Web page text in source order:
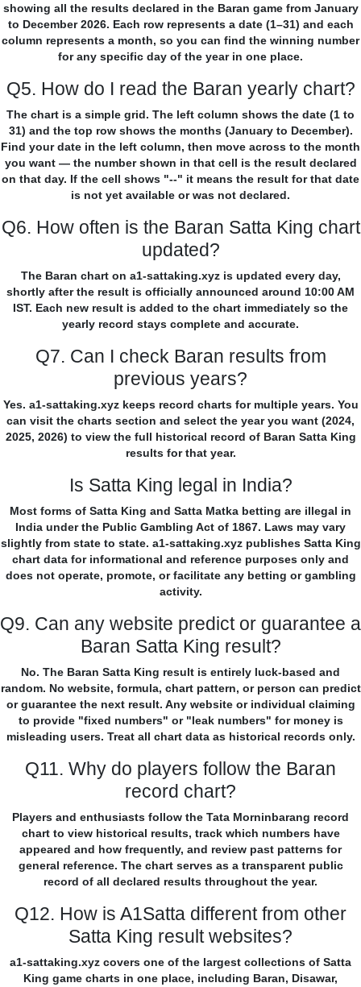
showing all the results declared in the Baran game from January
to December 2026. Each row represents a date (1–31) and each
column represents a month, so you can find the winning number
for any specific day of the year in one place.
Q5. How do I read the Baran yearly chart?
The chart is a simple grid. The left column shows the date (1 to
31) and the top row shows the months (January to December).
Find your date in the left column, then move across to the month
you want — the number shown in that cell is the result declared
on that day. If the cell shows "--" it means the result for that date
is not yet available or was not declared.
Q6. How often is the Baran Satta King chart
updated?
The Baran chart on a1-sattaking.xyz is updated every day,
shortly after the result is officially announced around 10:00 AM
IST. Each new result is added to the chart immediately so the
yearly record stays complete and accurate.
Q7. Can I check Baran results from
previous years?
Yes. a1-sattaking.xyz keeps record charts for multiple years. You
can visit the charts section and select the year you want (2024,
2025, 2026) to view the full historical record of Baran Satta King
results for that year.
Is Satta King legal in India?
Most forms of Satta King and Satta Matka betting are illegal in
India under the Public Gambling Act of 1867. Laws may vary
slightly from state to state. a1-sattaking.xyz publishes Satta King
chart data for informational and reference purposes only and
does not operate, promote, or facilitate any betting or gambling
activity.
Q9. Can any website predict or guarantee a
Baran Satta King result?
No. The Baran Satta King result is entirely luck-based and
random. No website, formula, chart pattern, or person can predict
or guarantee the next result. Any website or individual claiming
to provide "fixed numbers" or "leak numbers" for money is
misleading users. Treat all chart data as historical records only.
Q11. Why do players follow the Baran
record chart?
Players and enthusiasts follow the Tata Morninbarang record
chart to view historical results, track which numbers have
appeared and how frequently, and review past patterns for
general reference. The chart serves as a transparent public
record of all declared results throughout the year.
Q12. How is A1Satta different from other
Satta King result websites?
a1-sattaking.xyz covers one of the largest collections of Satta
King game charts in one place, including Baran, Disawar,